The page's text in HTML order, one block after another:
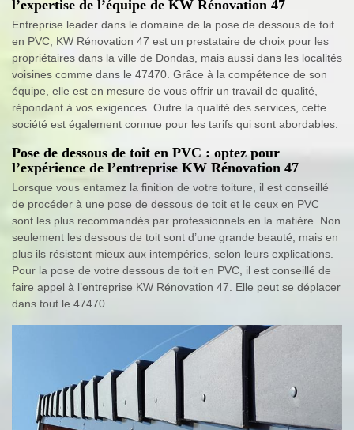
l’expertise de l’équipe de KW Rénovation 47
Entreprise leader dans le domaine de la pose de dessous de toit
en PVC, KW Rénovation 47 est un prestataire de choix pour les
propriétaires dans la ville de Dondas, mais aussi dans les localités
voisines comme dans le 47470. Grâce à la compétence de son
équipe, elle est en mesure de vous offrir un travail de qualité,
répondant à vos exigences. Outre la qualité des services, cette
société est également connue pour les tarifs qui sont abordables.
Pose de dessous de toit en PVC : optez pour
l’expérience de l’entreprise KW Rénovation 47
Lorsque vous entamez la finition de votre toiture, il est conseillé
de procéder à une pose de dessous de toit et le ceux en PVC
sont les plus recommandés par professionnels en la matière. Non
seulement les dessous de toit sont d’une grande beauté, mais en
plus ils résistent mieux aux intempéries, selon leurs explications.
Pour la pose de votre dessous de toit en PVC, il est conseillé de
faire appel à l’entreprise KW Rénovation 47. Elle peut se déplacer
dans tout le 47470.